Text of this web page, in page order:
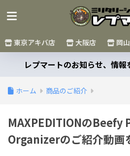
東京アキバ店 大阪店 岡
レプマートのお知らせ、情報
ホーム 商品のご紹介
MAXPEDITIONのBeefy
Organizerのご紹介動画